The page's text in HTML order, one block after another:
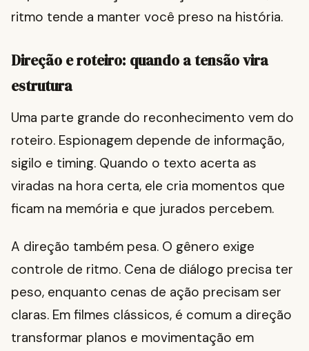
ritmo tende a manter você preso na história.
Direção e roteiro: quando a tensão vira
estrutura
Uma parte grande do reconhecimento vem do
roteiro. Espionagem depende de informação,
sigilo e timing. Quando o texto acerta as
viradas na hora certa, ele cria momentos que
ficam na memória e que jurados percebem.
A direção também pesa. O gênero exige
controle de ritmo. Cena de diálogo precisa ter
peso, enquanto cenas de ação precisam ser
claras. Em filmes clássicos, é comum a direção
transformar planos e movimentação em